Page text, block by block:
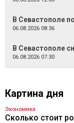
В Севастополе
06.08.2026 08:36
В Севастополе
06.08.2026 07:30
Картина дня
Экономика
Сколько стоит